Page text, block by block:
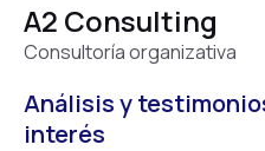
A2 Consulting
Consultoría organizativa
Análisis y
interés